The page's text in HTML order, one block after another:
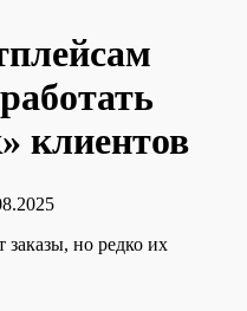
клиентов
заказы, но редко их